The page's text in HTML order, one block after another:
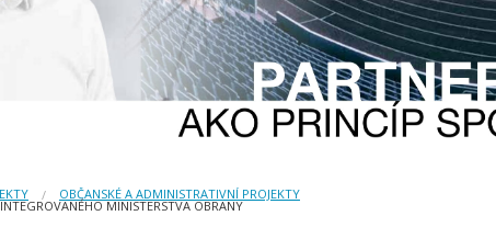
OBČANSKÉ A ADMINISTRATIVNÍ PROJEKTY
MINISTERSTVA OBRANY